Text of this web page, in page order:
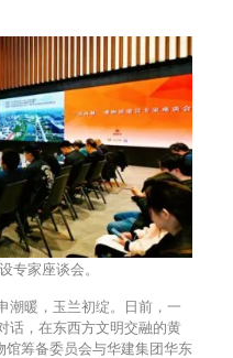
专家座谈会。
潮暖，玉兰初绽。日前，一
话，在东西方文明交融的黄
馆筹备委员会与华建集团华东